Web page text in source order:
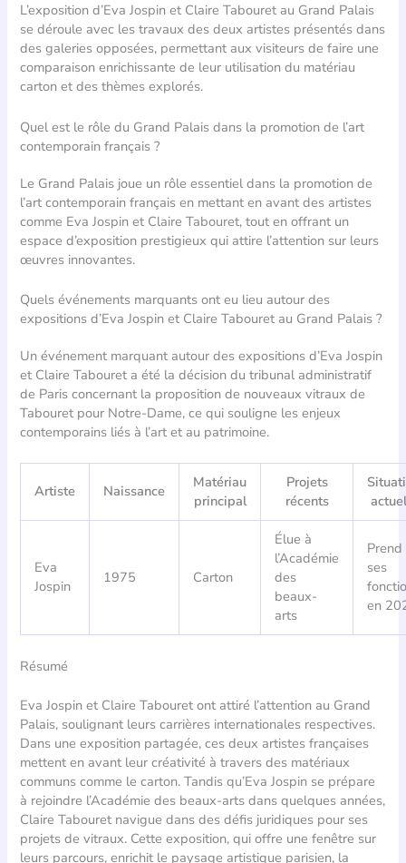
L’exposition d’Eva Jospin et Claire Tabouret au Grand Palais
se déroule avec les travaux des deux artistes présentés dans
des galeries opposées, permettant aux visiteurs de faire une
comparaison enrichissante de leur utilisation du matériau
carton et des thèmes explorés.
Quel est le rôle du Grand Palais dans la promotion de l’art
contemporain français ?
Le Grand Palais joue un rôle essentiel dans la promotion de
l’art contemporain français en mettant en avant des artistes
comme Eva Jospin et Claire Tabouret, tout en offrant un
espace d’exposition prestigieux qui attire l’attention sur leurs
œuvres innovantes.
Quels événements marquants ont eu lieu autour des
expositions d’Eva Jospin et Claire Tabouret au Grand Palais ?
Un événement marquant autour des expositions d’Eva Jospin
et Claire Tabouret a été la décision du tribunal administratif
de Paris concernant la proposition de nouveaux vitraux de
Tabouret pour Notre-Dame, ce qui souligne les enjeux
contemporains liés à l’art et au patrimoine.
Artiste Naissance
Matériau
principal
Projets
récents
Eva
Jospin
1975 Carton
Élue à
l’Académie
des
beaux-
arts
Prend
ses
en
Résumé
Eva Jospin et Claire Tabouret ont attiré l’attention au Grand
Palais, soulignant leurs carrières internationales respectives.
Dans une exposition partagée, ces deux artistes françaises
mettent en avant leur créativité à travers des matériaux
communs comme le carton. Tandis qu’Eva Jospin se prépare
à rejoindre l’Académie des beaux-arts dans quelques années,
Claire Tabouret navigue dans des défis juridiques pour ses
projets de vitraux. Cette exposition, qui offre une fenêtre sur
leurs parcours, enrichit le paysage artistique parisien, la